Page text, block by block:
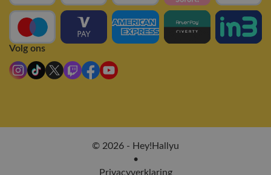
Volg ons
© 2026 - Hey!Hallyu
•
Privacyverklaring